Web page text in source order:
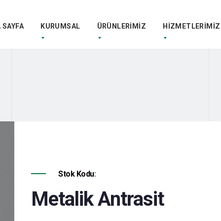
SAYFA KURUMSAL ÜRÜNLERİMİZ HİZMETLERİMİZ
Stok Kodu:
Metalik Antrasit